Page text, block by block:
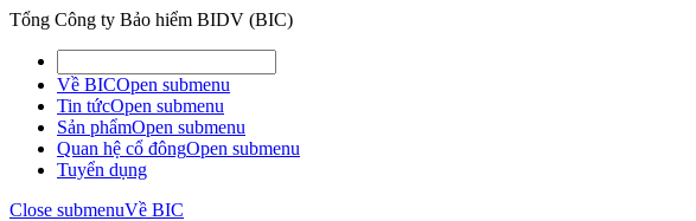
Tổng Công ty Bảo hiểm BIDV (BIC)
Về BICOpen submenu
Tin tứcOpen submenu
Sản phẩmOpen submenu
Quan hệ cổ đôngOpen submenu
Tuyển dụng
Close submenuVề BIC